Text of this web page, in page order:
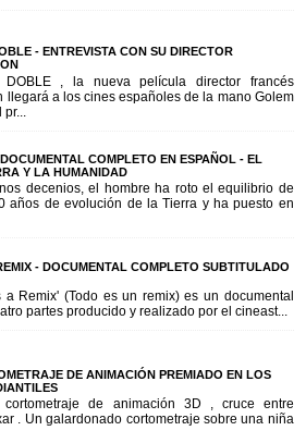
- ENTREVISTA CON SU DIRECTOR
DOBLE , la nueva película director francés
llegará a los cines españoles de la mano Golem
COMPLETO EN ESPAÑOL - EL
Y LA HUMANIDAD
decenios, el hombre ha roto el equilibrio de
años de evolución de la Tierra y ha puesto en
- DOCUMENTAL COMPLETO SUBTITULADO
a Remix' (Todo es un remix) es un documental
partes producido y realizado por el cineast...
DE ANIMACIÓN PREMIADO EN LOS
de animación 3D , cruce entre
. Un galardonado cortometraje sobre una niña